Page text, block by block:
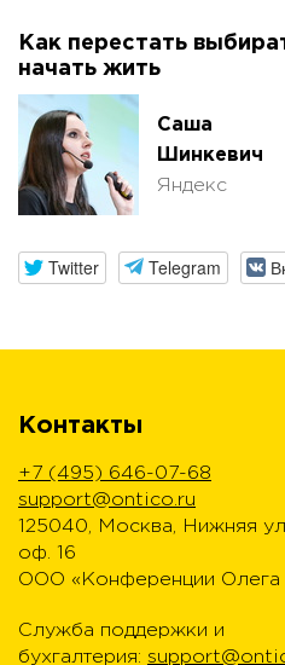
Как перестать
начать жить
Саша
Шинкевич
Яндекс
Twitter Telegram
Контакты
+7 (495) 646-07-68
support@ontico.ru
125040, Москва, Нижняя
оф. 16
ООО «Конференции Олега
Служба поддержки и
бухгалтерия: